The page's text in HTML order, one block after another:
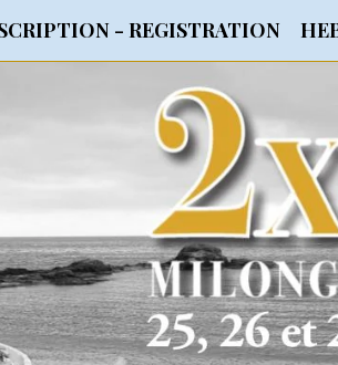
- REGISTRATION